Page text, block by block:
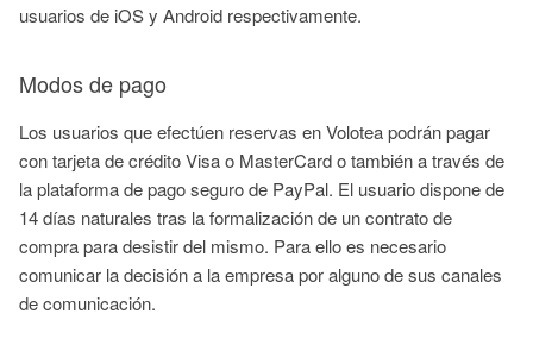
usuarios de iOS y Android respectivamente.
Modos de pago
Los usuarios que efectúen reservas en Volotea podrán pagar
con tarjeta de crédito Visa o MasterCard o también a través de
la plataforma de pago seguro de PayPal. El usuario dispone de
14 días naturales tras la formalización de un contrato de
compra para desistir del mismo. Para ello es necesario
comunicar la decisión a la empresa por alguno de sus canales
de comunicación.